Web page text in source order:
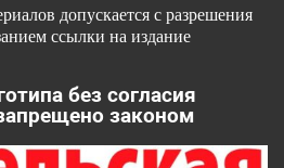
допускается с разрешения
ссылки на издание
без согласия
законом